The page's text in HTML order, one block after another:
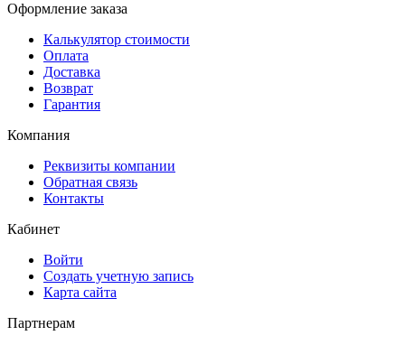
Оформление заказа
Калькулятор стоимости
Оплата
Доставка
Возврат
Гарантия
Компания
Реквизиты компании
Обратная связь
Контакты
Кабинет
Войти
Создать учетную запись
Карта сайта
Партнерам